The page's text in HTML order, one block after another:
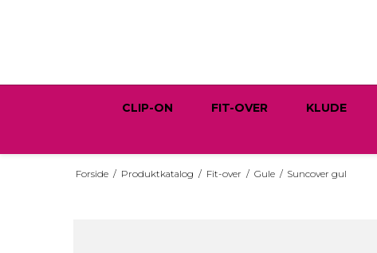
CLIP-ON FIT-OVER KLUDE
Forside / Produktkatalog / Fit-over / Gule / Suncover gul